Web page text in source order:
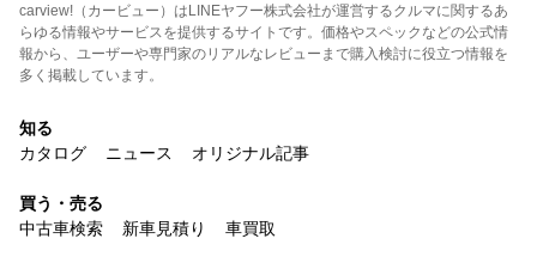
carview!（カービュー）はLINEヤフー株式会社が運営するクルマに関するあ
らゆる情報やサービスを提供するサイトです。価格やスペックなどの公式情
報から、ユーザーや専門家のリアルなレビューまで購入検討に役立つ情報を
多く掲載しています。
知る
カタログ
ニュース オリジナル記事
買う・売る
中古車検索
新車見積り 車買取